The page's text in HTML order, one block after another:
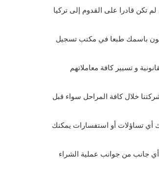
تكن قادرا على القدوم إلى تركيا
يكون باسمك طبعا في مكتب تسجيل
و تسيير كافة معاملاتهم
خلال كافة المراحل سواء قبل
أي تساؤلات أو استفسارات يمكنك
جانب من جوانب عملية الشراء